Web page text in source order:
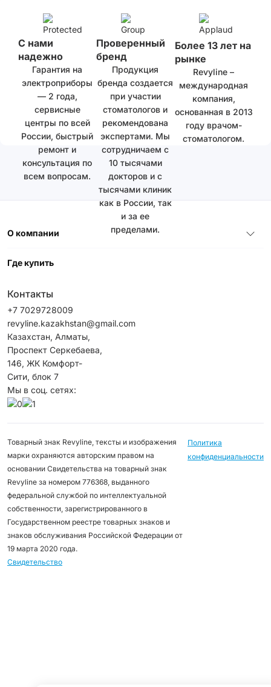
С нами
надежно
Гарантия на
электроприборы
— 2 года,
сервисные
центры по всей
России, быстрый
ремонт и
консультация по
всем вопросам.
Проверенный
бренд
Продукция
бренда создается
при участии
стоматологов и
рекомендована
экспертами. Мы
сотрудничаем с
10 тысячами
докторов и с
тысячами клиник
как в России, так
и за ее
пределами.
Более 13 лет на
рынке
Revyline –
международная
компания,
основанная в 2013
году врачом-
стоматологом.
О компании
Где купить
Контакты
+7 7029728009
revyline.kazakhstan@gmail.com
Казахстан, Алматы,
Проспект Серкебаева,
146, ЖК Комфорт-
Сити, блок 7
Мы в соц. сетях:
Товарный знак Revyline, тексты и изображения
марки охраняются авторским правом на
основании Свидетельства на товарный знак
Revyline за номером 776368, выданного
федеральной службой по интеллектуальной
собственности, зарегистрированного в
Государственном реестре товарных знаков и
знаков обслуживания Российской Федерации от
19 марта 2020 года.
Свидетельство
Политика
конфиденциальности